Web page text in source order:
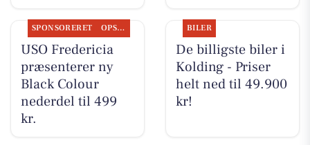
SPONSORERET OPSLAGSTAVLEN
USO Fredericia
præsenterer ny
Black Colour
nederdel til 499
kr.
BILER
De billigste biler i
Kolding - Priser
helt ned til 49.900
kr!